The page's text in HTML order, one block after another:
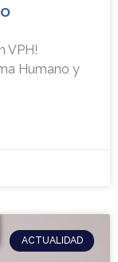
VPH!
Humano y
ACTUALIDAD